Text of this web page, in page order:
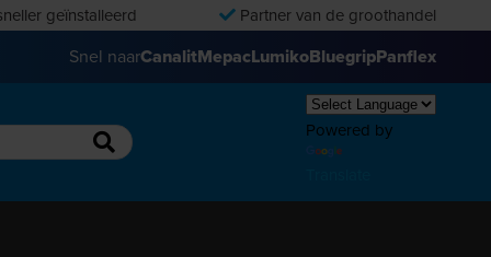
geïnstalleerd Partner van de groothandel
Snel naarCanalitMepacLumikoBluegripPanflex
Powered by